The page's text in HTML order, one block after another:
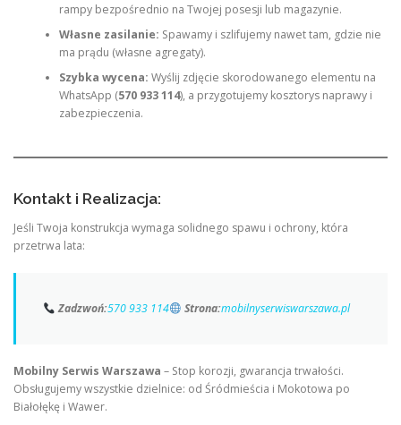
rampy bezpośrednio na Twojej posesji lub magazynie.
Własne zasilanie: Spawamy i szlifujemy nawet tam, gdzie nie
ma prądu (własne agregaty).
Szybka wycena: Wyślij zdjęcie skorodowanego elementu na
WhatsApp (570 933 114), a przygotujemy kosztorys naprawy i
zabezpieczenia.
Kontakt i Realizacja:
Jeśli Twoja konstrukcja wymaga solidnego spawu i ochrony, która
przetrwa lata:
Zadzwoń:570 933 114 Strona:mobilnyserwiswarszawa.pl
Mobilny Serwis Warszawa – Stop korozji, gwarancja trwałości.
Obsługujemy wszystkie dzielnice: od Śródmieścia i Mokotowa po
Białołękę i Wawer.